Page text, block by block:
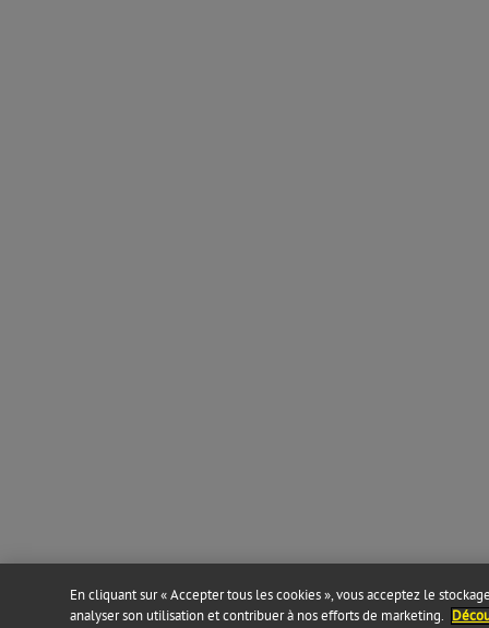
En cliquant sur « Accepter tous les cookies », vous acceptez le
analyser son utilisation et contribuer à nos efforts de marketing.